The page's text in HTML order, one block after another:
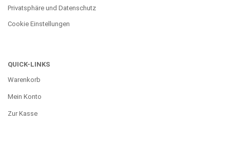
Privatsphäre und Datenschutz
Cookie Einstellungen
QUICK-LINKS
Warenkorb
Mein Konto
Zur Kasse